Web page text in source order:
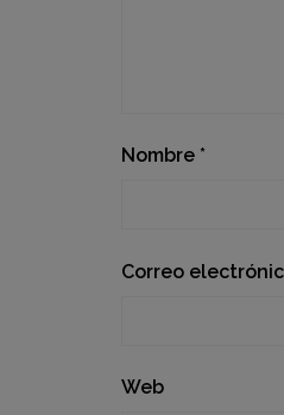
Nombre *
Correo
Web